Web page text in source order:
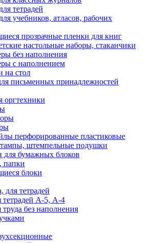
тетрадей
учебников, атласов, рабочих
прозрачные пленки для книг
настольные наборы, стаканчики
без наполнения
с наполнением
на стол
письменных принадлежностей
оргтехники
перфорированные пластиковые
штемпельные подушки
для бумажных блоков
папки
блоки
для тетрадей
тетрадей А-5, А-4
без наполнения